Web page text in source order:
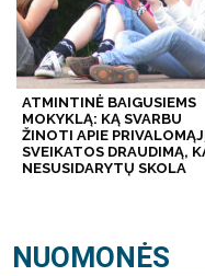
ATMINTINĖ BAIGUSIEMS
MOKYKLĄ: KĄ SVARBU
ŽINOTI APIE
SVEIKATOS DRAUDIMĄ,
NESUSIDARYTŲ SKOLA
NUOMONĖS